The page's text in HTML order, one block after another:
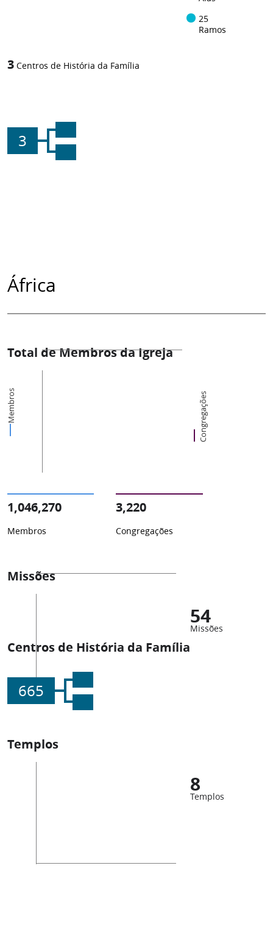
25
Ramos
3 Centros de História da Família
3
África
Total de Membros da Igreja
Membros Congregações
1,046,270
Membros
3,220
Congregações
Missões
54
Missões
Centros de História da Família
665
Templos
8
Templos